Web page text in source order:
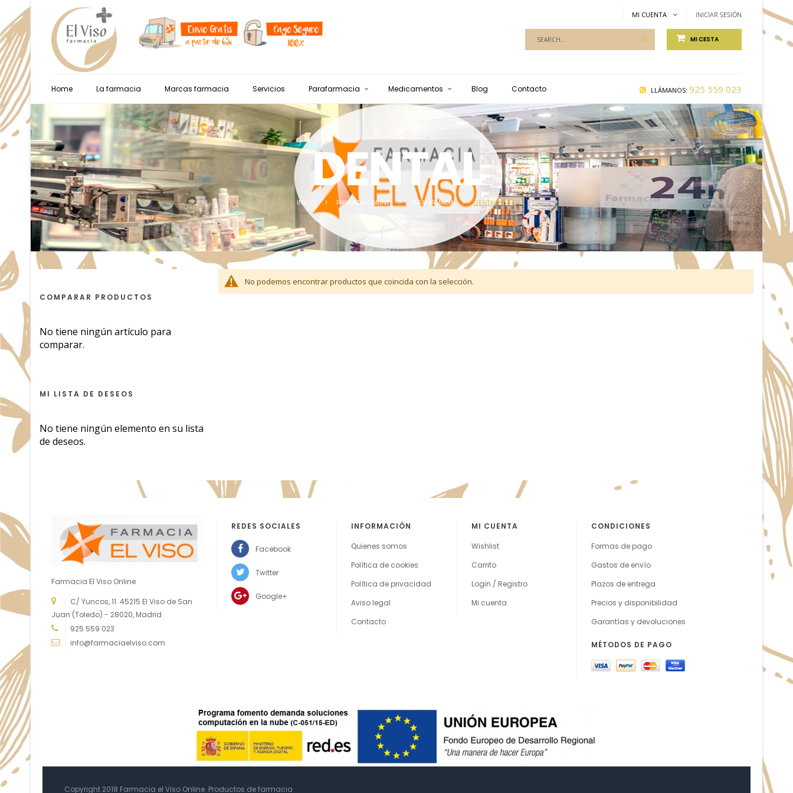
INICIAR SESIÓN
MI CUENTA
MI CESTA
Productos
de
Home La farmacia Marcas farmacia Servicios Parafarmacia Medicamentos Blog Contacto LLÁMANOS: 925 559 023
INICIO FARMACIA ONLINE PARAFARMACIA DENTAL
DENTAL
No podemos encontrar productos que coincida con la selección.
COMPARAR PRODUCTOS
No tiene ningún artículo para
comparar.
MI LISTA DE DESEOS
No tiene ningún elemento en su lista
de deseos.
Farmacia El Viso Online
C/ Yuncos, 11. 45215 El Viso de San
Juan (Toledo) - 28020, Madrid
925 559 023
info@farmaciaelviso.com
REDES SOCIALES
Facebook
Twitter
Google+
INFORMACIÓN
Quienes somos
Política de cookies
Política de privacidad
Aviso legal
Contacto
MI CUENTA
Wishlist
Carrito
Login / Registro
Mi cuenta
CONDICIONES
Formas de pago
Gastos de envío
Plazos de entrega
Precios y disponibilidad
Garantías y devoluciones
MÉTODOS DE PAGO
Copyright 2018 Farmacia el Viso Online. Productos de farmacia